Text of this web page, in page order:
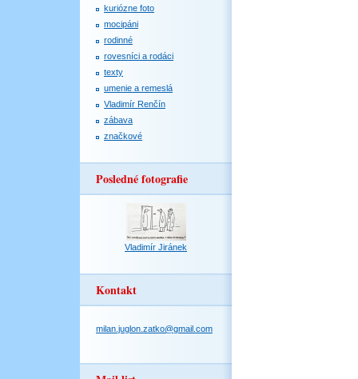
kuriózne foto
mocipáni
rodinné
rovesníci a rodáci
texty
umenie a remeslá
Vladimír Renčín
zábava
značkové
Posledné fotografie
Vladimír Jiránek
Kontakt
milan.juglon.zatko@gmail.com